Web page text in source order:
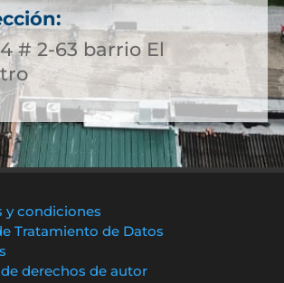
# 2-63 barrio El
y condiciones
Tratamiento de Datos
de derechos de autor